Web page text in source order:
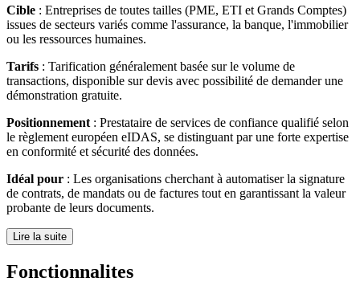
Cible : Entreprises de toutes tailles (PME, ETI et Grands Comptes)
issues de secteurs variés comme l'assurance, la banque, l'immobilier
ou les ressources humaines.
Tarifs : Tarification généralement basée sur le volume de
transactions, disponible sur devis avec possibilité de demander une
démonstration gratuite.
Positionnement : Prestataire de services de confiance qualifié selon
le règlement européen eIDAS, se distinguant par une forte expertise
en conformité et sécurité des données.
Idéal pour : Les organisations cherchant à automatiser la signature
de contrats, de mandats ou de factures tout en garantissant la valeur
probante de leurs documents.
Lire la suite
Fonctionnalites